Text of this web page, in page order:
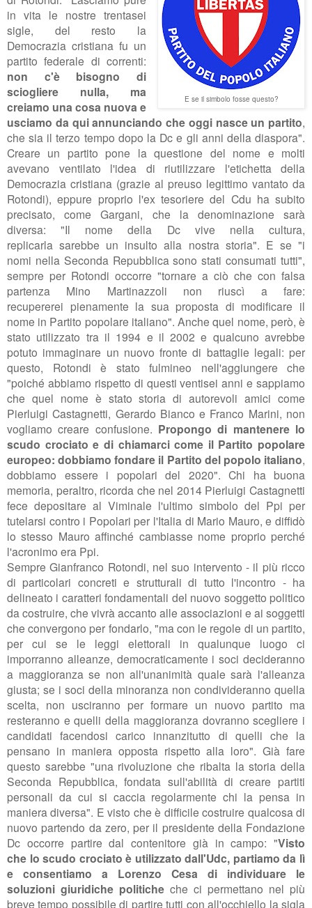
E se il simbolo fosse questo?
in vita le nostre trentasei
sigle, del resto la
Democrazia cristiana fu un
partito federale di correnti:
non c'è bisogno di
sciogliere nulla, ma
creiamo una cosa nuova e
usciamo da qui annunciando che oggi nasce un partito,
che sia il terzo tempo dopo la Dc e gli anni della diaspora".
Creare un partito pone la questione del nome e molti
avevano ventilato l'idea di riutilizzare l'etichetta della
Democrazia cristiana (grazie al preuso legittimo vantato da
Rotondi), eppure proprio l'ex tesoriere del Cdu ha subito
precisato, come Gargani, che la denominazione sarà
diversa: "Il nome della Dc vive nella cultura,
replicarlasarebbe un insulto alla nostra storia". E se"i
nomi nella Seconda Repubblica sono stati consumati tutti",
sempre per Rotondi occorre "tornare a ciò che con falsa
partenza Mino Martinazzoli non riuscì a fare:
recupererei pienamente la sua proposta di modificare il
nome in Partito popolare italiano". Anche quel nome, però, è
stato utilizzato tra il 1994 e il 2002 e qualcuno avrebbe
potuto immaginare un nuovo fronte di battaglie legali: per
questo, Rotondi è stato fulmineo nell'aggiungere che
"poiché abbiamo rispetto di questi ventisei annie sappiamo
che quel nome è stato storia di autorevoli amici come
Pierluigi Castagnetti, Gerardo Bianco e Franco Marini, non
vogliamo creare confusione. Propongo di mantenere lo
scudo crociato e di chiamarci come il Partito popolare
europeo: dobbiamo fondare il Partito del popolo italiano,
dobbiamo essere i popolari del 2020". Chi ha buona
memoria, peraltro, ricorda che nel 2014 Pierluigi Castagnetti
fece depositare al Viminale l'ultimo simbolo del Ppi per
tutelarsi contro i Popolari per l'Italia di Mario Mauro, e diffidò
lo stesso Mauro affinché cambiasse nome proprio perché
l'acronimo era Ppi.
Sempre Gianfranco Rotondi, nel suo intervento - il più ricco
di particolari concreti e strutturali di tutto l'incontro - ha
delineato i caratteri fondamentali del nuovo soggetto politico
da costruire, che vivrà accanto alle associazioni e ai soggetti
che convergono per fondarlo, "ma con le regole di un partito,
per cui se le leggi elettorali in qualunque luogo ci
imporranno alleanze, democraticamente i soci decideranno
a maggioranza se non all'unanimità quale sarà l'alleanza
giusta; se i soci della minoranza non condivideranno quella
scelta, non usciranno per formare un nuovo partito ma
resteranno e quelli della maggioranza dovranno scegliere i
candidati facendosi carico innanzitutto di quelli che la
pensano in maniera opposta rispetto alla loro". Già fare
questo sarebbe "una rivoluzione che ribalta la storia della
Seconda Repubblica, fondata sull'abilità di creare partiti
personali da cui si caccia regolarmente chi la pensa in
maniera diversa". E visto che è difficile costruire qualcosa di
nuovo partendo da zero, per il presidente della Fondazione
Dc occorre partire dal contenitore già in campo: "Visto
che lo scudo crociato è utilizzato dall'Udc, partiamo da lì
e consentiamo a Lorenzo Cesa di individuare le
soluzioni giuridiche politiche che ci permettano nel più
breve tempo possibile di partire tutti con all'occhiello la sigla